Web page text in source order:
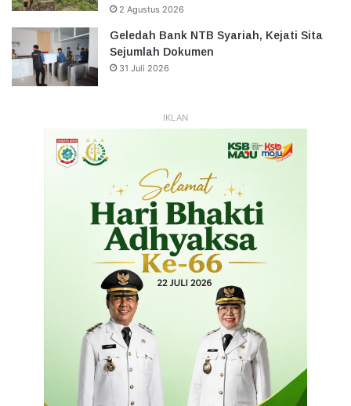
2 Agustus 2026
Geledah Bank NTB Syariah, Kejati Sita
Sejumlah Dokumen
31 Juli 2026
IKLAN